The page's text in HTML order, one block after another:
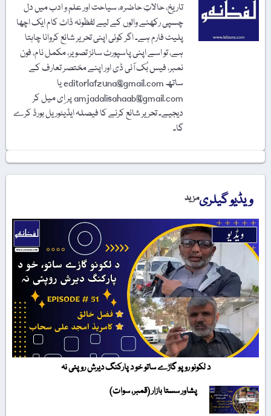
تاریخ، حالاتِ حاضرہ، سیاحت اور علم و ادب میں دل
چسپی رکھنے والوں کے لیے لفظونہ ڈاٹ کام ایک اچھا
پلیٹ فارم ہے۔ اگر کوئی اپنی تحریر شائع کروانا چاہتا
ہے، تو اسے اپنی پاسپورٹ سائز تصویر، مکمل نام، فون
نمبر، فیس بُک آئی ڈی اور اپنے مختصر تعارف کے
ساتھ editorlafzuna@gmail.com یا
amjadalisahaab@gmail.com پر اِی میل کر
دیجیے۔ تحریر شائع کرنے کا فیصلہ ایڈیٹوریل بورڈ کرے
گا۔
ویڈیو گیلریمزید
د لکونو روپو گاڑے ساتو خو د پارکنگ دیرش روپئی نہ
پشاور سستا بازار (قمبر، سوات)